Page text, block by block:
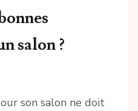
salon ?
son salon ne doit